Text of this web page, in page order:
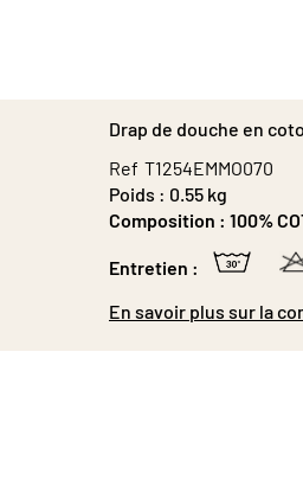
de
Galerie
d’images
Drap de douche en
Ref T1254EMMO070
Poids : 0.55 kg
Composition : 100%
Entretien :
En savoir plus sur la